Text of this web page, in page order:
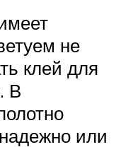
не
клей для
В
или